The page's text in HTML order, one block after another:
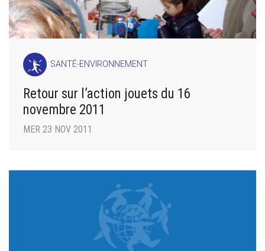
SANTÉ-ENVIRONNEMENT
Retour sur l’action jouets du 16
novembre 2011
MER 23 NOV 2011